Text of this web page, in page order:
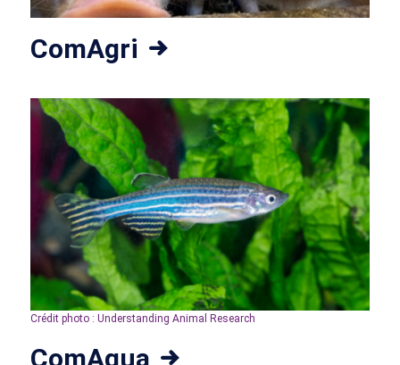
ComAgri
Crédit photo : Understanding Animal Research
ComAqua